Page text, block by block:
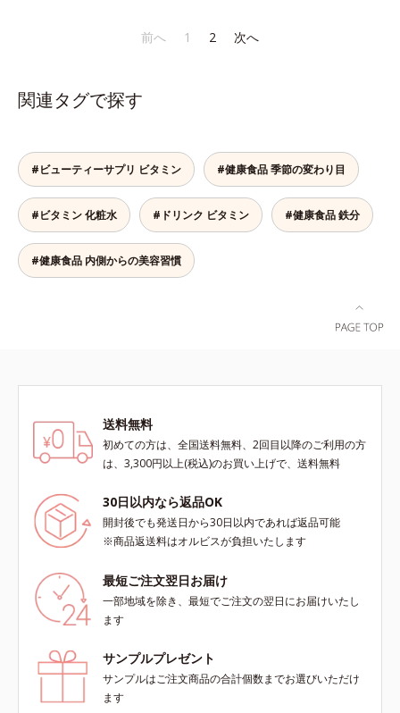
出物も配合。1日4粒で23種類もの
栄養素を効率的に補えます。 さら
由来のニオイを軽減。飲みやすさに
す。忙しい人も、食事が不規則にな
りがちな人も、毎日の元気に自信が
もてるサプリメントです。マルチビ
タミン＆ミネラルで健康な体の基本
をしっかり守りましょう！
ていると言われます。「アセロラ
Fe」は、1袋で5.25mgもの鉄分を補
前へ 1 2 次へ
関連タグで探す
#ビューティーサプリ ビタミン #健康食品 季節の変わり目
#ビタミン 化粧水 #ドリンク ビタミン #健康食品 鉄分
#健康食品 内側からの美容習慣
送料無料
初めての方は、全国送料無料、2回目以降のご利用の方
は、3,300円以上(税込)のお買い上げで、送料無料
30日以内なら返品OK
開封後でも発送日から30日以内であれば返品可能
※商品返送料はオルビスが負担いたします
最短ご注文翌日お届け
一部地域を除き、最短でご注文の翌日にお届けいたし
ます
サンプルプレゼント
サンプルはご注文商品の合計個数までお選びいただけ
ます